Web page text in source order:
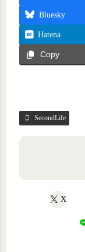
Bluesky
Hatena
Copy
SecondLife
X